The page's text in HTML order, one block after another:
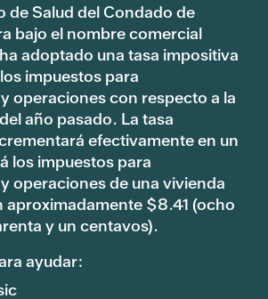
de Salud del Condado de
bajo el nombre comercial
adoptado una tasa impositiva
impuestos para
operaciones con respecto a la
año pasado. La tasa
efectivamente en un
los impuestos para
operaciones de una vivienda
aproximadamente $8.41 (ocho
y un centavos).
ayudar: